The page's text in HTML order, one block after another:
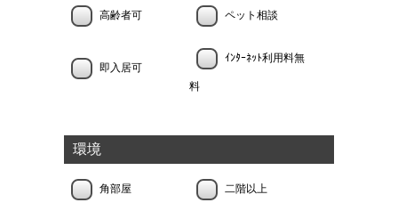
高齢者可 ペット相談
即入居可
ｲﾝﾀｰﾈｯﾄ利用料無
料
環境
角部屋 二階以上